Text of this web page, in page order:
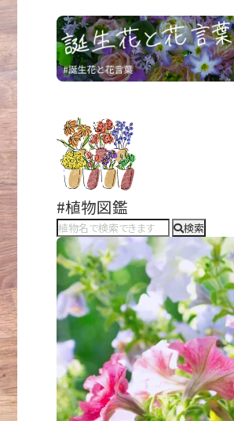
#植物図鑑
検索